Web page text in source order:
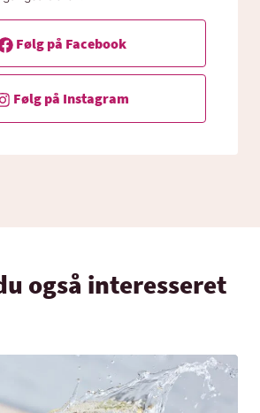
Følg på Facebook
Følg på Instagram
også interesseret